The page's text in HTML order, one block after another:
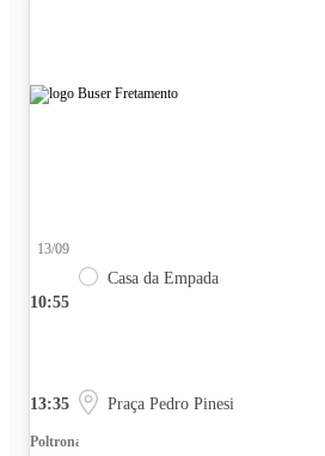
10:55
13/09
Casa da Empada
13:35 Praça Pedro Pinesi
Poltrona